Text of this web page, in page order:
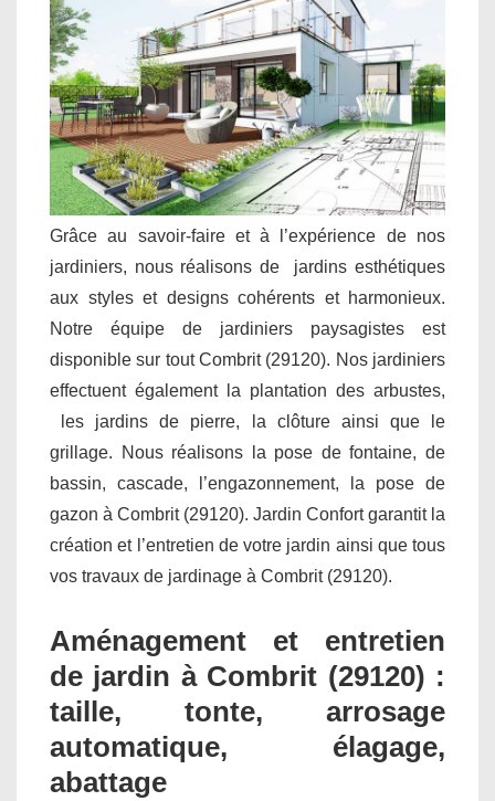
Grâce au savoir-faire et à l’expérience de nos
jardiniers, nous réalisons de jardins esthétiques
aux styles et designs cohérents et harmonieux.
Notre équipe de jardiniers paysagistes est
disponible sur tout Combrit (29120). Nos jardiniers
effectuent également la plantation des arbustes,
les jardins de pierre, la clôture ainsi que le
grillage. Nous réalisons la pose de fontaine, de
bassin, cascade, l’engazonnement, la pose de
gazon à Combrit (29120). Jardin Confort garantit la
création et l’entretien de votre jardin ainsi que tous
vos travaux de jardinage à Combrit (29120).
Aménagement et entretien
de jardin à Combrit (29120) :
taille, tonte, arrosage
automatique, élagage,
abattage